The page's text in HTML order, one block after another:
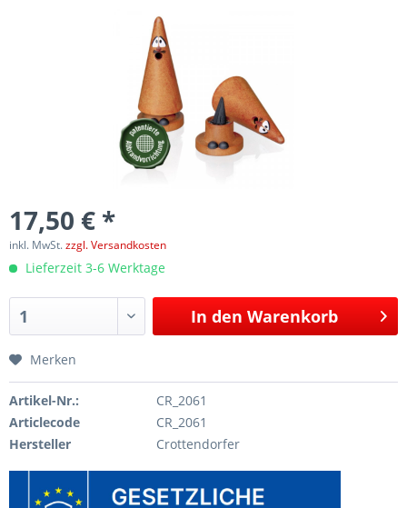
17,50 € *
inkl. MwSt.zzgl. Versandkosten
Lieferzeit 3-6 Werktage
In den Warenkorb
Merken
Artikel-Nr.:
CR_2061
Articlecode
CR_2061
Hersteller
Crottendorfer